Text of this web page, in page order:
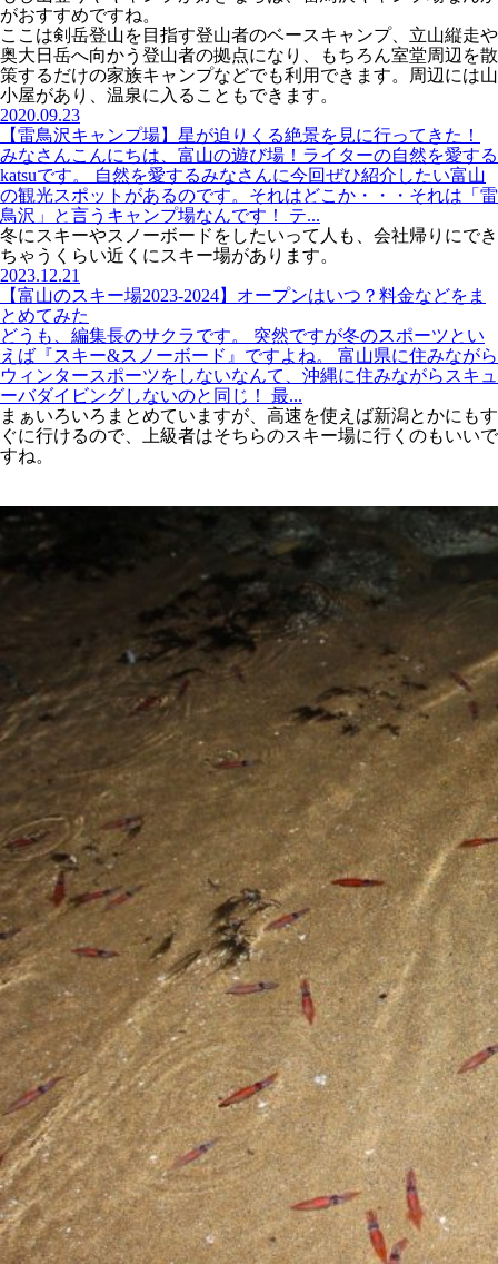
がおすすめですね。
ここは剣岳登山を目指す登山者のベースキャンプ、立山縦走や
奥大日岳へ向かう登山者の拠点になり、もちろん室堂周辺を散
策するだけの家族キャンプなどでも利用できます。周辺には山
小屋があり、温泉に入ることもできます。
2020.09.23
【雷鳥沢キャンプ場】星が迫りくる絶景を見に行ってきた！
みなさんこんにちは、富山の遊び場！ライターの自然を愛する
katsuです。 自然を愛するみなさんに今回ぜひ紹介したい富山
の観光スポットがあるのです。それはどこか・・・それは「雷
鳥沢」と言うキャンプ場なんです！ テ...
冬にスキーやスノーボードをしたいって人も、会社帰りにでき
ちゃうくらい近くにスキー場があります。
2023.12.21
【富山のスキー場2023-2024】オープンはいつ？料金などをま
とめてみた
どうも、編集長のサクラです。 突然ですが冬のスポーツとい
えば『スキー&スノーボード』ですよね。 富山県に住みながら
ウィンタースポーツをしないなんて、沖縄に住みながらスキュ
ーバダイビングしないのと同じ！ 最...
まぁいろいろまとめていますが、高速を使えば新潟とかにもす
ぐに行けるので、上級者はそちらのスキー場に行くのもいいで
すね。